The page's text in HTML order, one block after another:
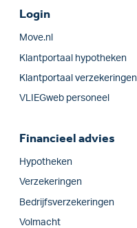
Login
Move.nl
Klantportaal hypotheken
Klantportaal verzekeringen
VLIEGweb personeel
Financieel advies
Hypotheken
Verzekeringen
Bedrijfs­verzekeringen
Volmacht